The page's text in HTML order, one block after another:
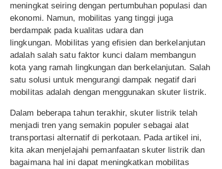
meningkat seiring dengan pertumbuhan populasi dan
ekonomi. Namun, mobilitas yang tinggi juga
berdampak pada kualitas udara dan
lingkungan. Mobilitas yang efisien dan berkelanjutan
adalah salah satu faktor kunci dalam membangun
kota yang ramah lingkungan dan berkelanjutan. Salah
satu solusi untuk mengurangi dampak negatif dari
mobilitas adalah dengan menggunakan skuter listrik.
Dalam beberapa tahun terakhir, skuter listrik telah
menjadi tren yang semakin populer sebagai alat
transportasi alternatif di perkotaan. Pada artikel ini,
kita akan menjelajahi pemanfaatan skuter listrik dan
bagaimana hal ini dapat meningkatkan mobilitas